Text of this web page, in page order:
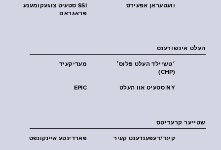
SSI סטעיט צוגעקומענע
פראגראם
וועטעראן אפעירס
העלט אינשורענס
מעדיקעיד
׳טשיילד העלט פּלוס׳
(CHP)
EPIC NY סטעיט אוו העלט
שטייער קרעדיטס
פארדינטע איינקונפט קינד/דעפענדענט קעיר